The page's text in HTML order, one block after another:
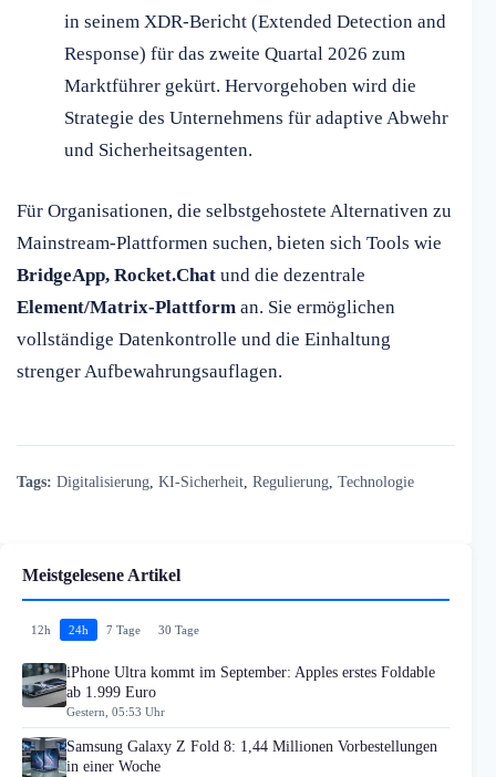
in seinem XDR-Bericht (Extended Detection and
Response) für das zweite Quartal 2026 zum
Marktführer gekürt. Hervorgehoben wird die
Strategie des Unternehmens für adaptive Abwehr
und Sicherheitsagenten.
Für Organisationen, die selbstgehostete Alternativen zu
Mainstream-Plattformen suchen, bieten sich Tools wie
BridgeApp, Rocket.Chat und die dezentrale
Element/Matrix-Plattform an. Sie ermöglichen
vollständige Datenkontrolle und die Einhaltung
strenger Aufbewahrungsauflagen.
Tags: Digitalisierung KI-Sicherheit Regulierung Technologie
Meistgelesene Artikel
12h 24h 7 Tage 30 Tage
iPhone Ultra kommt im September: Apples erstes Foldable
ab 1.999 Euro
Gestern, 05:53 Uhr
Samsung Galaxy Z Fold 8: 1,44 Millionen Vorbestellungen
in einer Woche